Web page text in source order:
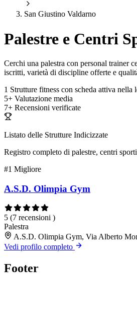
San Giustino Valdarno
Palestre e Centri
Cerchi una palestra con personal trainer
iscritti, varietà di discipline offerte e
1 Strutture fitness con scheda attiva nella
5+ Valutazione media
7+ Recensioni verificate
Listato delle Strutture Indicizzate
Registro completo di palestre, centri
#1 Migliore
A.S.D. Olimpia Gym
5 (7 recensioni )
Palestra
A.S.D. Olimpia Gym, Via Alberto
Vedi profilo completo
Footer